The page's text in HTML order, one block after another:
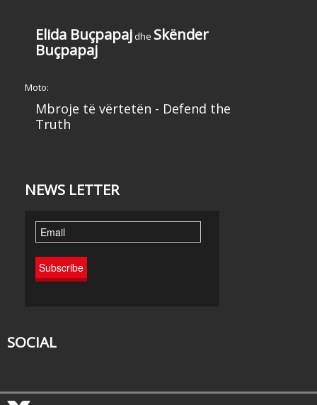
Elida Buçpapaj dhe Skënder
Buçpapaj
Moto:
Mbroje të vërtetën - Defend the
Truth
NEWS LETTER
SOCIAL